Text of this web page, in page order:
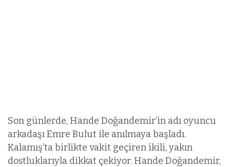
Son günlerde, Hande Doğandemir’in adı oyuncu
arkadaşı Emre Bulut ile anılmaya başladı.
Kalamış’ta birlikte vakit geçiren ikili, yakın
dostluklarıyla dikkat çekiyor. Hande Doğandemir,